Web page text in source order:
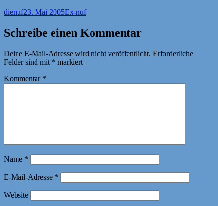
Autor
dienufVeröffentlicht
23. Mai 2005Kategorien
Ex-nuf
Schreibe einen Kommentar
Deine E-Mail-Adresse wird nicht veröffentlicht. Erforderliche
Felder sind mit * markiert
Kommentar *
Name *
E-Mail-Adresse *
Website